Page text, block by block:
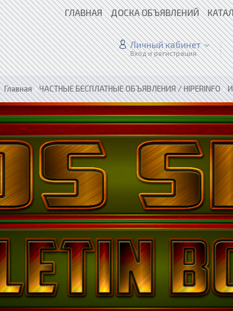
ГЛАВНАЯ ДОСКА ОБЪЯВЛЕНИЙ
Личный кабинет
Вход и регистрация
Главная»ЧАСТНЫЕ БЕСПЛАТНЫЕ ОБЪЯВЛЕНИЯ / HIPERINFO»